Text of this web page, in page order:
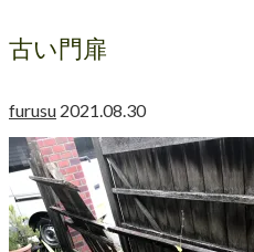
古い門扉
furusu 2021.08.30